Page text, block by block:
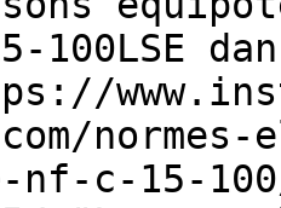
100LSE
normes-
c-15-